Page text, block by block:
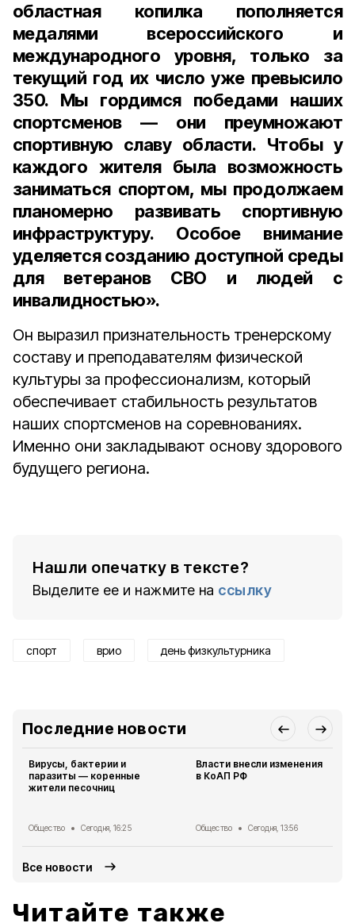
областная копилка пополняется
медалями всероссийского и
международного уровня, только за
текущий год их число уже превысило
350. Мы гордимся победами наших
спортсменов — они преумножают
спортивную славу области. Чтобы у
каждого жителя была возможность
заниматься спортом, мы продолжаем
планомерно развивать спортивную
инфраструктуру. Особое внимание
уделяется созданию доступной среды
для ветеранов СВО и людей с
инвалидностью».
Он выразил признательность тренерскому
составу и преподавателям физической
культуры за профессионализм, который
обеспечивает стабильность результатов
наших спортсменов на соревнованиях.
Именно они закладывают основу здорового
будущего региона.
Нашли опечатку в тексте?
Выделите ее и нажмите на ссылку
спорт врио день физкультурника
Последние новости
Вирусы, бактерии и
паразиты — коренные
жители песочниц
Общество Сегодня, 16:25
Власти внесли изменения
в КоАП РФ
Общество Сегодня, 13:56
Все новости
Читайте также